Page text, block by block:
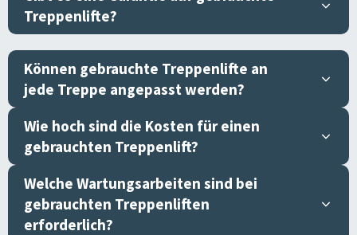
Treppenlifte?
Können gebrauchte Treppenlifte an
jede Treppe angepasst werden?
Wie hoch sind die Kosten für einen
gebrauchten Treppenlift?
Welche Wartungsarbeiten sind bei
gebrauchten Treppenliften
erforderlich?